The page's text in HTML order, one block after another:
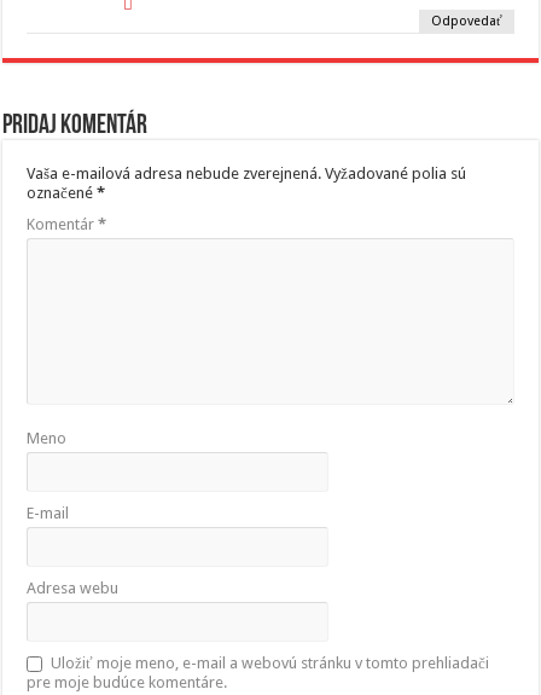
Odpovedať
Pridaj komentár
Vaša e-mailová adresa nebude zverejnená. Vyžadované polia sú
označené*
Komentár*
Meno
E-mail
Adresa webu
Uložiť moje meno, e-mail a webovú stránku v tomto prehliadači
pre moje budúce komentáre.